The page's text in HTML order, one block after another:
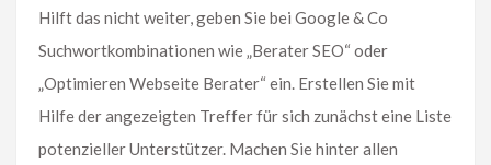
Hilft das nicht weiter, geben Sie bei Google & Co
Suchwortkombinationen wie „Berater SEO“ oder
„Optimieren Webseite Berater“ ein. Erstellen Sie mit
Hilfe der angezeigten Treffer für sich zunächst eine Liste
potenzieller Unterstützer. Machen Sie hinter allen